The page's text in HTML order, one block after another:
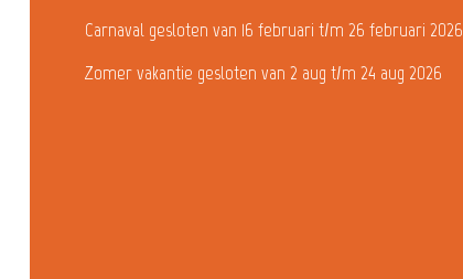
Carnaval gesloten van 16 februari t/m 26 februari 2026
Zomer vakantie gesloten van 2 aug t/m 24 aug 2026